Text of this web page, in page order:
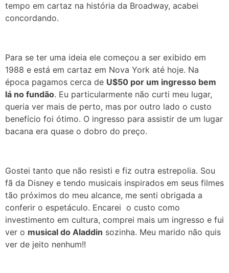
tempo em cartaz na história da Broadway, acabei
concordando.
Para se ter uma ideia ele começou a ser exibido em
1988 e está em cartaz em Nova York até hoje. Na
época pagamos cerca de U$50 por um ingresso bem
lá no fundão. Eu particularmente não curti meu lugar,
queria ver mais de perto, mas por outro lado o custo
benefício foi ótimo. O ingresso para assistir de um lugar
bacana era quase o dobro do preço.
Gostei tanto que não resisti e fiz outra estrepolia. Sou
fã da Disney e tendo musicais inspirados em seus filmes
tão próximos do meu alcance, me senti obrigada a
conferir o espetáculo. Encarei o custo como
investimento em cultura, comprei mais um ingresso e fui
ver o musical do Aladdin sozinha. Meu marido não quis
ver de jeito nenhum!!